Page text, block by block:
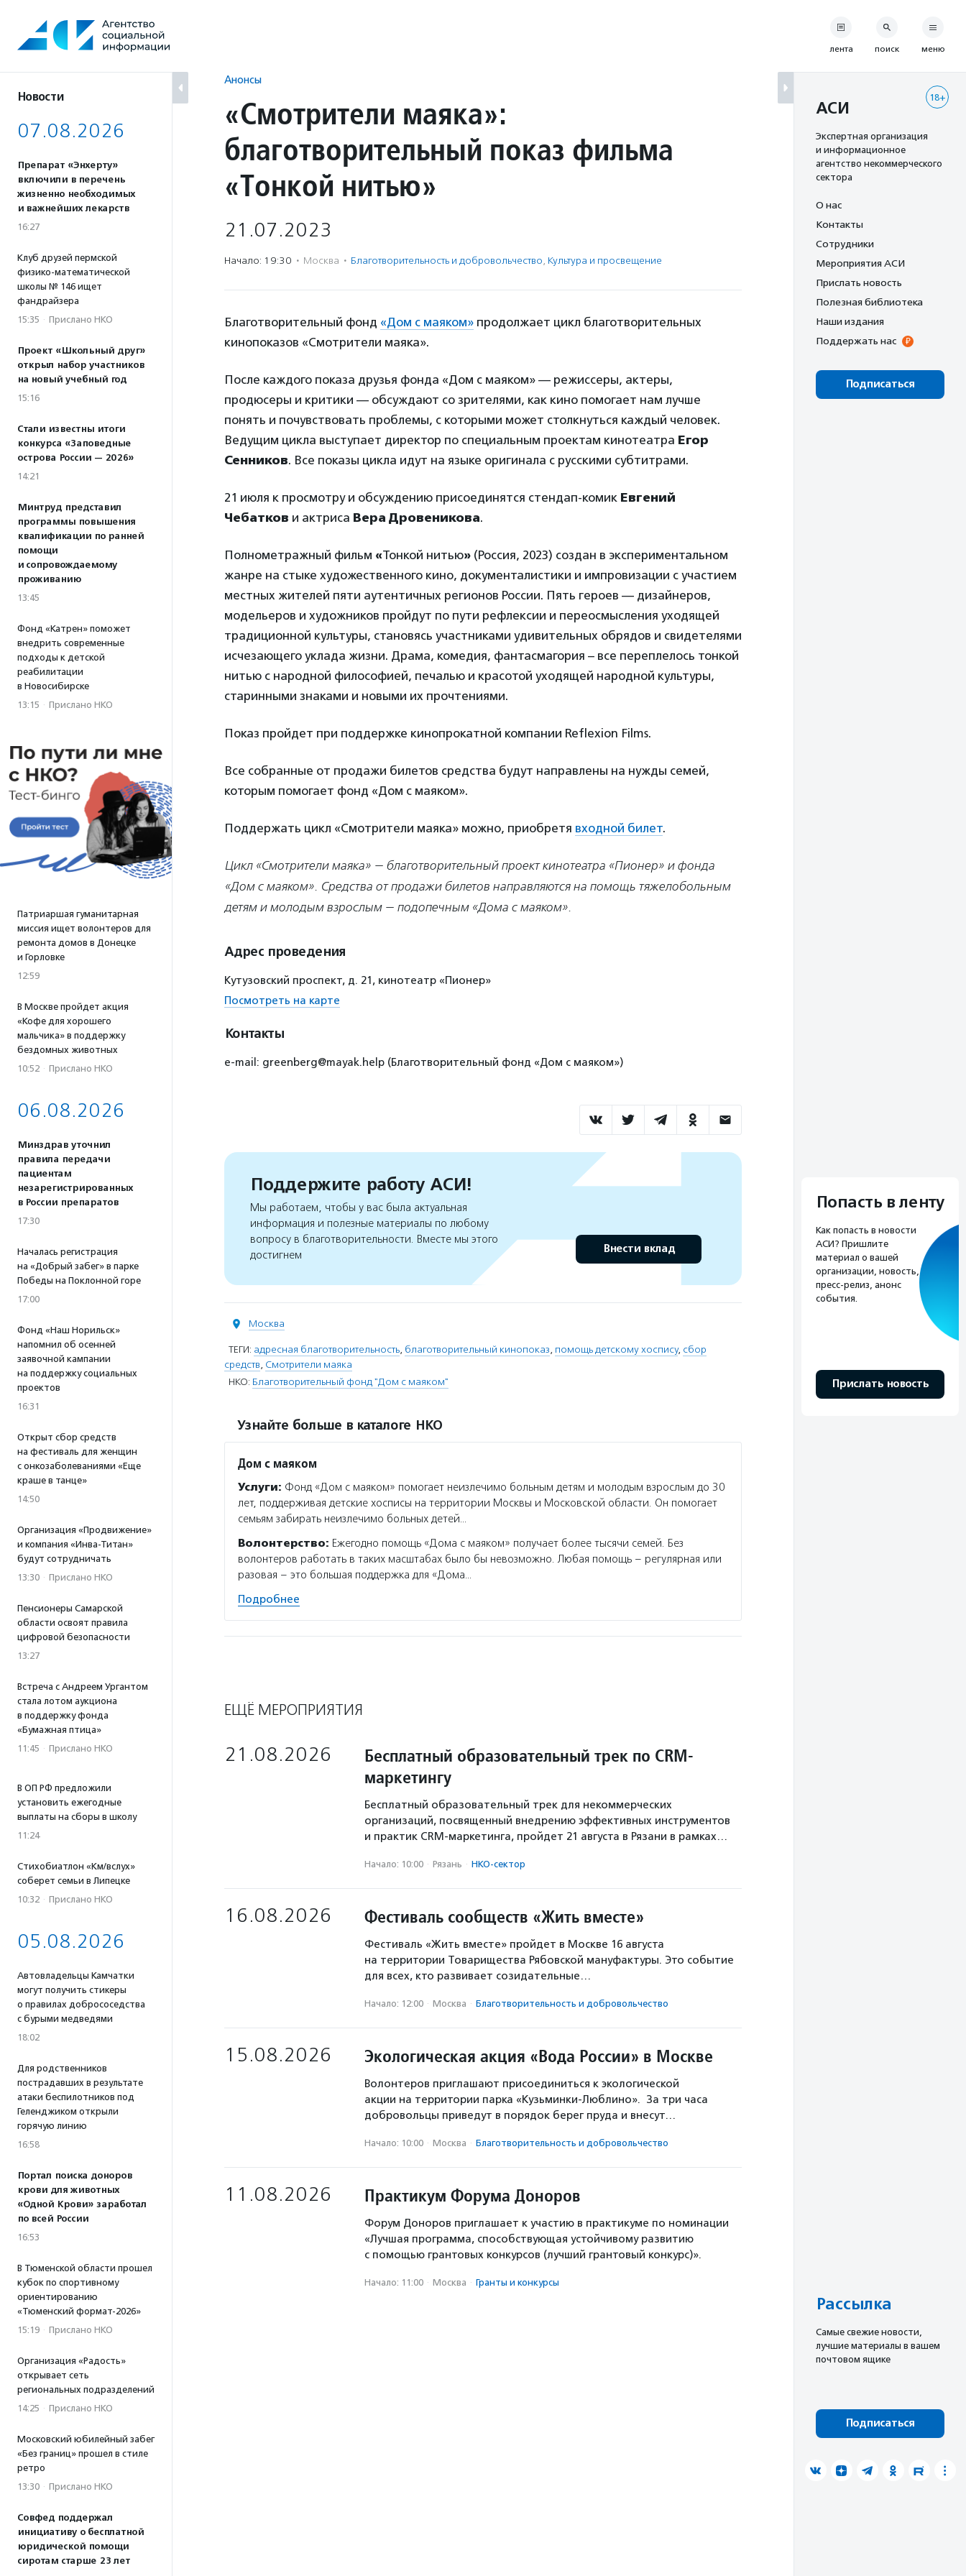
содержанию
Новости
07.08.2026
Препарат «Энхерту»
включили в перечень
жизненно необходимых
и важнейших лекарств
16:27
Клуб друзей пермской
физико-математической
школы № 146 ищет
фандрайзера
15:35 · Прислано НКО
Проект «Школьный друг»
открыл набор участников
на новый учебный год
15:16
Стали известны итоги
конкурса «Заповедные
острова России — 2026»
14:21
Минтруд представил
программы повышения
квалификации по ранней
помощи
и сопровождаемому
проживанию
13:45
Фонд «Катрен» поможет
внедрить современные
подходы к детской
реабилитации
в Новосибирске
13:15 · Прислано НКО
Патриаршая гуманитарная
миссия ищет волонтеров для
ремонта домов в Донецке
и Горловке
12:59
В Москве пройдет акция
«Кофе для хорошего
мальчика» в поддержку
бездомных животных
10:52 · Прислано НКО
06.08.2026
Минздрав уточнил
правила передачи
пациентам
незарегистрированных
в России препаратов
17:30
Началась регистрация
на «Добрый забег» в парке
Победы на Поклонной горе
17:00
Фонд «Наш Норильск»
напомнил об осенней
заявочной кампании
на поддержку социальных
проектов
16:31
Открыт сбор средств
на фестиваль для женщин
с онкозаболеваниями «Еще
краше в танце»
14:50
Организация «Продвижение»
и компания «Инва-Титан»
будут сотрудничать
13:30 · Прислано НКО
Пенсионеры Самарской
области освоят правила
цифровой безопасности
13:27
Встреча с Андреем Ургантом
стала лотом аукциона
в поддержку фонда
«Бумажная птица»
11:45 · Прислано НКО
В ОП РФ предложили
установить ежегодные
выплаты на сборы в школу
11:24
Стихобиатлон «Км/вслух»
соберет семьи в Липецке
10:32 · Прислано НКО
05.08.2026
Автовладельцы Камчатки
могут получить стикеры
о правилах добрососедства
с бурыми медведями
18:02
Для родственников
пострадавших в результате
атаки беспилотников под
Геленджиком открыли
горячую линию
16:58
Портал поиска доноров
крови для животных
«Одной Крови» заработал
по всей России
16:53
В Тюменской области прошел
кубок по спортивному
ориентированию
«Тюменский формат-2026»
15:19 · Прислано НКО
Организация «Радость»
открывает сеть
региональных подразделений
14:25 · Прислано НКО
Московский юбилейный забег
«Без границ» прошел в стиле
ретро
13:30 · Прислано НКО
Совфед поддержал
инициативу о бесплатной
юридической помощи
сиротам старше 23 лет
Анонсы
«Смотрители маяка»:
благотворительный показ фильма
«Тонкой нитью»
21.07.2023
Начало: 19:30 · Москва · Благотвори­тель­ность и доброволь­чест­во, Культура и просвещение
Благотворительный фонд «Дом с маяком» продолжает цикл благотворительных
кинопоказов «Смотрители маяка».
После каждого показа друзья фонда «Дом с маяком» — режиссеры, актеры,
продюсеры и критики — обсуждают со зрителями, как кино помогает нам лучше
понять и почувствовать проблемы, с которыми может столкнуться каждый человек.
Ведущим цикла выступает директор по специальным проектам кинотеатра Егор
Сенников. Все показы цикла идут на языке оригинала с русскими субтитрами.
21 июля к просмотру и обсуждению присоединятся стендап-комик Евгений
Чебатков и актриса Вера Дровеникова.
Полнометражный фильм «Тонкой нитью» (Россия, 2023) создан в экспериментальном
жанре на стыке художественного кино, документалистики и импровизации с участием
местных жителей пяти аутентичных регионов России. Пять героев — дизайнеров,
модельеров и художников пройдут по пути рефлексии и переосмысления уходящей
традиционной культуры, становясь участниками удивительных обрядов и свидетелями
исчезающего уклада жизни. Драма, комедия, фантасмагория – все переплелось тонкой
нитью с народной философией, печалью и красотой уходящей народной культуры,
старинными знаками и новыми их прочтениями.
Показ пройдет при поддержке кинопрокатной компании Reflexion Films.
Все собранные от продажи билетов средства будут направлены на нужды семей,
которым помогает фонд «Дом с маяком».
Поддержать цикл «Смотрители маяка» можно, приобретя входной билет.
Цикл «Смотрители маяка» — благотворительный проект кинотеатра «Пионер» и фонда
«Дом с маяком». Средства от продажи билетов направляются на помощь тяжелобольным
детям и молодым взрослым — подопечным «Дома с маяком».
Адрес проведения
Кутузовский проспект, д. 21, кинотеатр «Пионер»
Посмотреть на карте
Контакты
e-mail: greenberg@mayak.help (Благотворительный фонд «Дом с маяком»)
Поддержите работу АСИ!
Мы работаем, чтобы у вас была актуальная
информация и полезные материалы по любому
вопросу в благотворительности. Вместе мы этого
достигнем
Внести вклад
Москва
ТЕГИ: адресная благотворительность, благотворительный кинопоказ, помощь детскому хоспису, сбор
средств, Смотрители маяка
НКО: Благотворительный фонд "Дом с маяком"
Узнайте больше в каталоге НКО
Дом с маяком
Услуги: Фонд «Дом с маяком» помогает неизлечимо больным детям и молодым взрослым до 30
лет, поддерживая детские хосписы на территории Москвы и Московской области. Он помогает
семьям забирать неизлечимо больных детей…
Волонтерство: Ежегодно помощь «Дома с маяком» получает более тысячи семей. Без
волонтеров работать в таких масштабах было бы невозможно. Любая помощь – регулярная или
разовая – это большая поддержка для «Дома…
Подробнее
ЕЩЁ МЕРОПРИЯТИЯ
21.08.2026
Бесплатный образовательный трек по CRM-
маркетингу
Бесплатный образовательный трек для некоммерческих
организаций, посвященный внедрению эффективных инструментов
и практик CRM-маркетинга, пройдет 21 августа в Рязани в рамках…
Начало: 10:00 · Рязань · НКО-сектор
16.08.2026 Фестиваль сообществ «Жить вместе»
Фестиваль «Жить вместе» пройдет в Москве 16 августа
на территории Товарищества Рябовской мануфактуры. Это событие
для всех, кто развивает созидательные…
Начало: 12:00 · Москва · Благотвори­тель­ность и доброволь­чест­во
15.08.2026 Экологическая акция «Вода России» в Москве
Волонтеров приглашают присоединиться к экологической
акции на территории парка «Кузьминки-Люблино». За три часа
добровольцы приведут в порядок берег пруда и внесут…
Начало: 10:00 · Москва · Благотвори­тель­ность и доброволь­чест­во
11.08.2026 Практикум Форума Доноров
Форум Доноров приглашает к участию в практикуме по номинации
«Лучшая программа, способствующая устойчивому развитию
с помощью грантовых конкурсов (лучший грантовый конкурс)».
Начало: 11:00 · Москва · Гранты и конкурсы
лента поиск меню
18+
АСИ
Экспертная организация
и информационное
агентство некоммерческого
сектора
О нас
Контакты
Сотрудники
Мероприятия АСИ
Прислать новость
Полезная библиотека
Наши издания
Поддержать нас
Подписаться
Попасть в ленту
Как попасть в новости
АСИ? Пришлите
материал о вашей
организации, новость,
пресс-релиз, анонс
события.
Прислать новость
Рассылка
Cамые свежие новости,
лучшие материалы в вашем
почтовом ящике
Подписаться